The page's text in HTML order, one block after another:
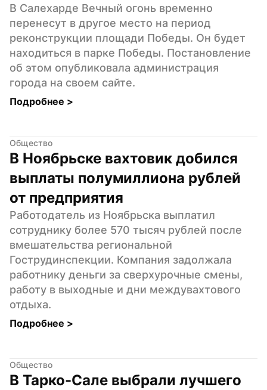
В Салехарде Вечный огонь временно
перенесут в другое место на период
реконструкции площади Победы. Он будет
находиться в парке Победы. Постановление
об этом опубликовала администрация
города на своем сайте.
Подробнее >
Общество
В Ноябрьске вахтовик добился
выплаты полумиллиона рублей
от предприятия
Работодатель из Ноябрьска выплатил
сотруднику более 570 тысяч рублей после
вмешательства региональной
Гострудинспекции. Компания задолжала
работнику деньги за сверхурочные смены,
работу в выходные и дни междувахтового
отдыха.
Подробнее >
Общество
В Тарко-Сале выбрали лучшего